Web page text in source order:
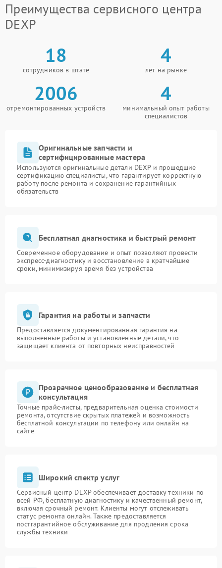
Преимущества сервисного центра
DEXP
18
сотрудников в штате
4
лет на рынке
2006
отремонтированных устройств
4
минимальный опыт работы
специалистов
Оригинальные запчасти и
сертифицированные мастера
Используются оригинальные детали DEXP и прошедшие
сертификацию специалисты, что гарантирует корректную
работу после ремонта и сохранение гарантийных
обязательств
Бесплатная диагностика и быстрый ремонт
Современное оборудование и опыт позволяют провести
экспресс-диагностику и восстановление в кратчайшие
сроки, минимизируя время без устройства
Гарантия на работы и запчасти
Предоставляется документированная гарантия на
выполненные работы и установленные детали, что
защищает клиента от повторных неисправностей
Прозрачное ценообразование и бесплатная
консультация
Точные прайс-листы, предварительная оценка стоимости
ремонта, отсутствие скрытых платежей и возможность
бесплатной консультации по телефону или онлайн на
сайте
Широкий спектр услуг
Сервисный центр DEXP обеспечивает доставку техники по
всей РФ, бесплатную диагностику и качественный ремонт,
включая срочный ремонт. Клиенты могут отслеживать
статус ремонта онлайн. Также предоставляется
постгарантийное обслуживание для продления срока
службы техники